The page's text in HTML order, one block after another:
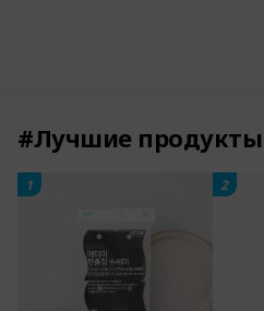
#Лучшие продукты
1 2